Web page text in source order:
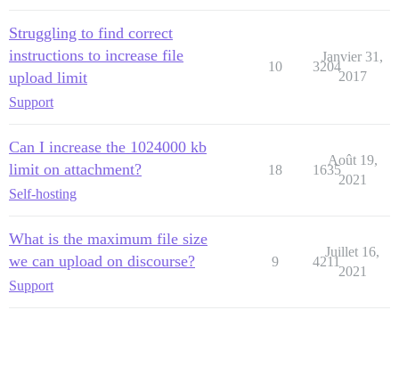
Struggling to find correct
instructions to increase file
upload limit
Support
10 3204
Janvier 31,
2017
Can I increase the 1024000 kb
limit on attachment?
Self-hosting
18 1635
Août 19,
2021
What is the maximum file size
we can upload on discourse?
Support
9 4211
Juillet 16,
2021